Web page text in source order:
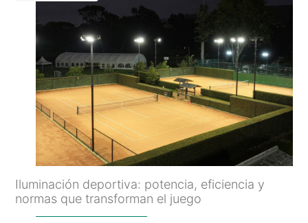
Iluminación deportiva: potencia, eficiencia y
normas que transforman el juego